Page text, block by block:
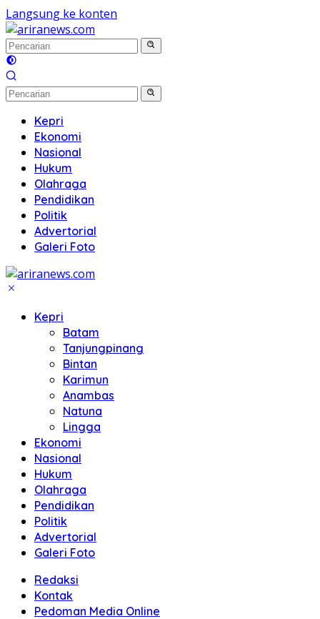
Langsung ke konten
Kepri
Ekonomi
Nasional
Hukum
Olahraga
Pendidikan
Politik
Advertorial
Galeri Foto
Kepri
Batam
Tanjungpinang
Bintan
Karimun
Anambas
Natuna
Lingga
Ekonomi
Nasional
Hukum
Olahraga
Pendidikan
Politik
Advertorial
Galeri Foto
Redaksi
Kontak
Pedoman Media Online